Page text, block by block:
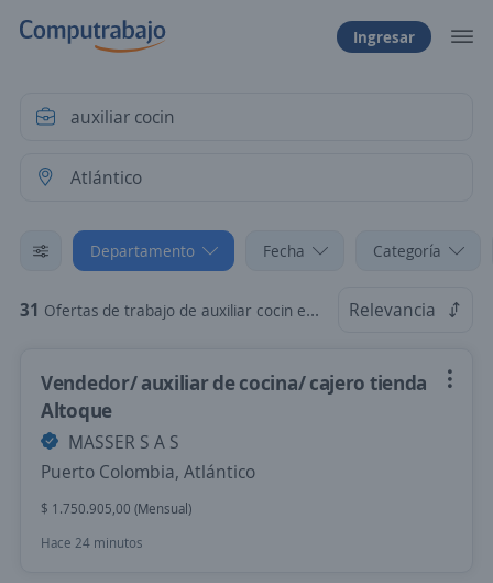
Ingresar
Departamento Fecha Categoría
31 Ofertas de trabajo de auxiliar cocin en Atlántico Relevancia
Vendedor/ auxiliar de cocina/ cajero tienda
Altoque
MASSER S A S
Puerto Colombia, Atlántico
$ 1.750.905,00 (Mensual)
Hace 24 minutos